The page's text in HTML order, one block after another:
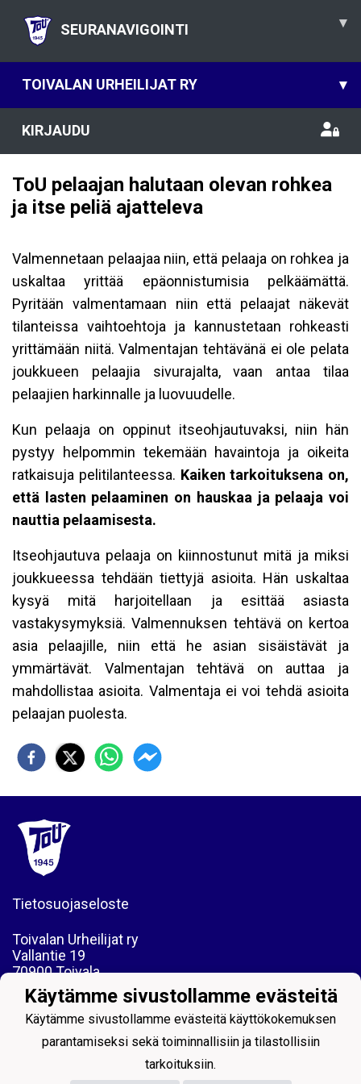
SEURANAVIGOINTI ▾
TOIVALAN URHEILIJAT RY ▾
KIRJAUDU
ToU pelaajan halutaan olevan rohkea
ja itse peliä ajatteleva
Valmennetaan pelaajaa niin, että pelaaja on rohkea ja
uskaltaa yrittää epäonnistumisia pelkäämättä.
Pyritään valmentamaan niin että pelaajat näkevät
tilanteissa vaihtoehtoja ja kannustetaan rohkeasti
yrittämään niitä. Valmentajan tehtävänä ei ole pelata
joukkueen pelaajia sivurajalta, vaan antaa tilaa
pelaajien harkinnalle ja luovuudelle.
Kun pelaaja on oppinut itseohjautuvaksi, niin hän
pystyy helpommin tekemään havaintoja ja oikeita
ratkaisuja pelitilanteessa. Kaiken tarkoituksena on,
että lasten pelaaminen on hauskaa ja pelaaja voi
nauttia pelaamisesta.
Itseohjautuva pelaaja on kiinnostunut mitä ja miksi
joukkueessa tehdään tiettyjä asioita. Hän uskaltaa
kysyä mitä harjoitellaan ja esittää asiasta
vastakysymyksiä. Valmennuksen tehtävä on kertoa
asia pelaajille, niin että he asian sisäistävät ja
ymmärtävät. Valmentajan tehtävä on auttaa ja
mahdollistaa asioita. Valmentaja ei voi tehdä asioita
pelaajan puolesta.
Tietosuojaseloste
Toivalan Urheilijat ry
Vallantie 19
70900 Toivala
y-tunnus 0214905-2
tou.toivala@gmail.com
Käytämme sivustollamme evästeitä
Käytämme sivustollamme evästeitä käyttökokemuksen
parantamiseksi sekä toiminnallisiin ja tilastollisiin
tarkoituksiin.